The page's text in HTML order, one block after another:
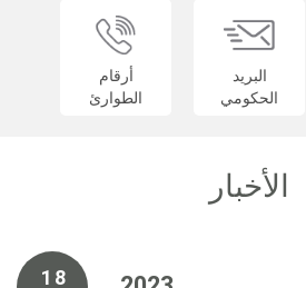
البريد
الحكومي
أرقام
الطوارئ
الأخبار
1 8